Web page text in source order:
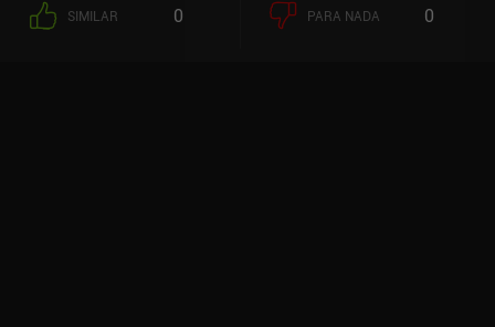
SIMILAR 0 PARA NADA 0